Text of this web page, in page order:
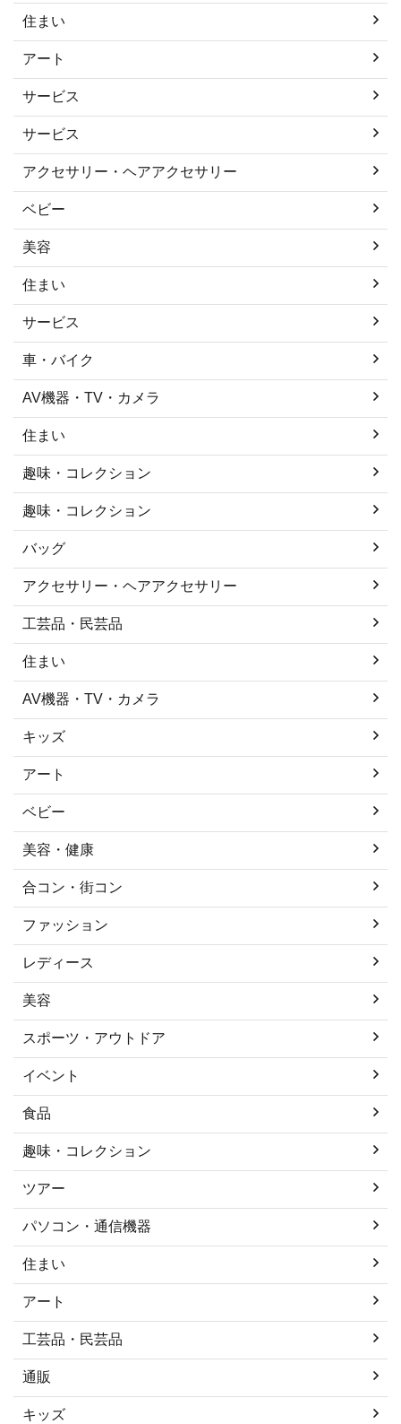
住まい
アート
サービス
サービス
アクセサリー・ヘアアクセサリー
ベビー
美容
住まい
サービス
車・バイク
AV機器・TV・カメラ
住まい
趣味・コレクション
趣味・コレクション
バッグ
アクセサリー・ヘアアクセサリー
工芸品・民芸品
住まい
AV機器・TV・カメラ
キッズ
アート
ベビー
美容・健康
合コン・街コン
ファッション
レディース
美容
スポーツ・アウトドア
イベント
食品
趣味・コレクション
ツアー
パソコン・通信機器
住まい
アート
工芸品・民芸品
通販
キッズ